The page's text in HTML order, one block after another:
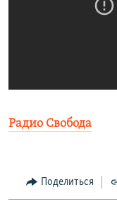
Радио Свобода
Поделиться